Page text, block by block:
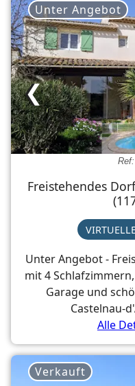
❮
Unter Angebot
Freistehendes
Unter Angebot -
mit 4
Garage und
Castelnau-
Alle
Verkauft